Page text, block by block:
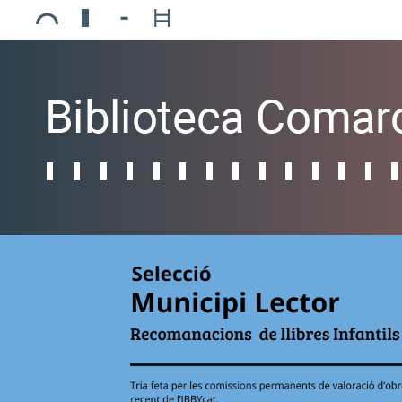
Ajuntament de Mollerussa
Biblioteca Comarcal Jaume Vila
Piscines de Mollerussa